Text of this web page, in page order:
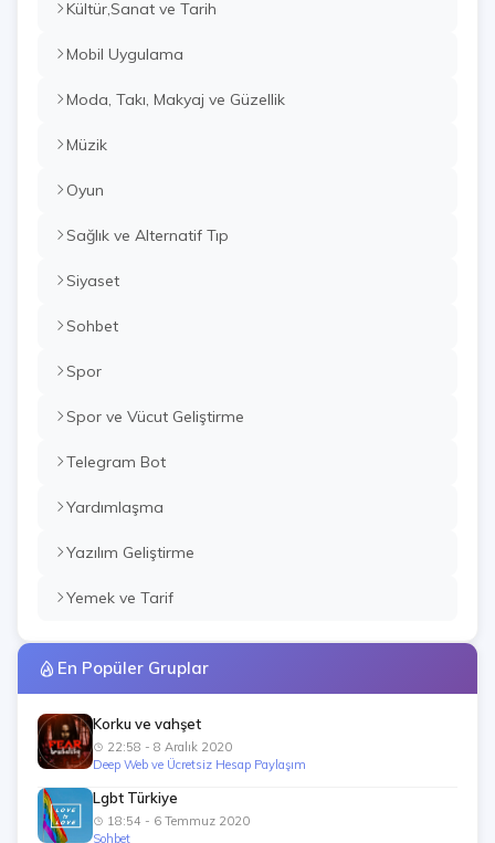
Kültür,Sanat ve Tarih
Mobil Uygulama
Moda, Takı, Makyaj ve Güzellik
Müzik
Oyun
Sağlık ve Alternatif Tıp
Siyaset
Sohbet
Spor
Spor ve Vücut Geliştirme
Telegram Bot
Yardımlaşma
Yazılım Geliştirme
Yemek ve Tarif
En Popüler Gruplar
Korku ve vahşet
22:58 - 8 Aralık 2020
Deep Web ve Ücretsiz Hesap Paylaşım
Lgbt Türkiye
18:54 - 6 Temmuz 2020
Sohbet